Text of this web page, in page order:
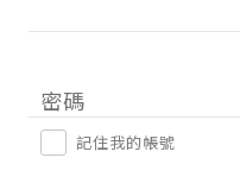
密碼
記住我的帳號